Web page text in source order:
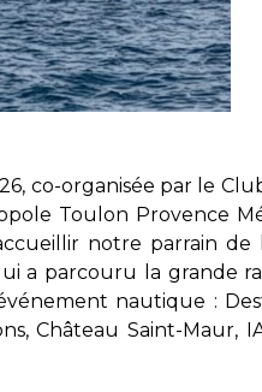
co-organisée par le
Toulon Provence
notre parrain de
a parcouru la grande
nautique :
Château Saint-Maur,